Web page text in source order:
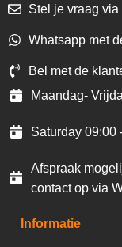
Stel je vraag via
Whatsapp met
Bel met de
Maandag-
Saturday 09:00
Afspraak
contact op via
Informatie